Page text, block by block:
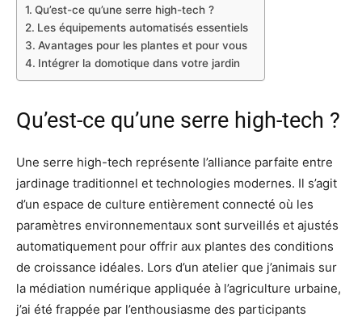
Qu’est-ce qu’une serre high-tech ?
Les équipements automatisés essentiels
Avantages pour les plantes et pour vous
Intégrer la domotique dans votre jardin
Qu’est-ce qu’une serre high-tech ?
Une serre high-tech représente l’alliance parfaite entre
jardinage traditionnel et technologies modernes. Il s’agit
d’un espace de culture entièrement connecté où les
paramètres environnementaux sont surveillés et ajustés
automatiquement pour offrir aux plantes des conditions
de croissance idéales. Lors d’un atelier que j’animais sur
la médiation numérique appliquée à l’agriculture urbaine,
j’ai été frappée par l’enthousiasme des participants